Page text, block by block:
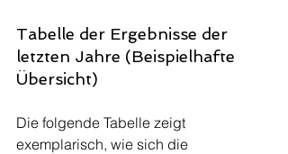
Tabelle der Ergebnisse der
letzten Jahre (Beispielhafte
Übersicht)
Die folgende Tabelle zeigt
exemplarisch, wie sich die